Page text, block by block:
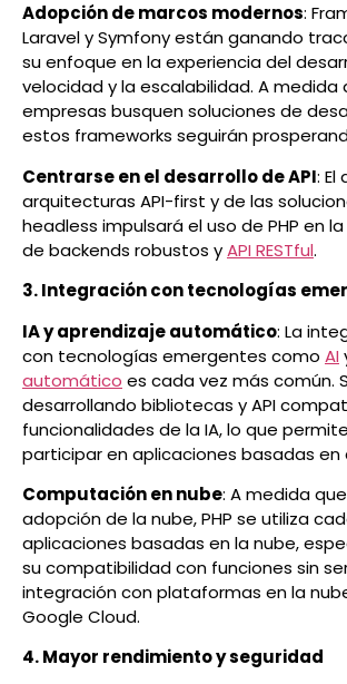
Adopción de marcos modernos:
Laravel y Symfony están ganando
su enfoque en la experiencia del
velocidad y la escalabilidad. A medida
empresas busquen soluciones de
estos frameworks seguirán
Centrarse en el desarrollo de API: El
arquitecturas API-first y de las
headless impulsará el uso de PHP en
de backends robustos yAPI RESTful.
3. Integración con tecnologías
IA y aprendizaje automático: La
con tecnologías emergentes como AI
automático es cada vez más común.
desarrollando bibliotecas y API
funcionalidades de la IA, lo que permite
participar en aplicaciones basadas en
Computación en nube: A medida
adopción de la nube, PHP se utiliza
aplicaciones basadas en la nube,
su compatibilidad con funciones sin
integración con plataformas en la
Google Cloud.
4. Mayor rendimiento y seguridad